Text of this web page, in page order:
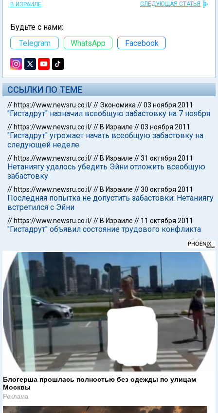
В ИЗРАИЛЕ СЛЕДУЮЩАЯ СТАТЬЯ
Будьте с нами:
Telegram
WhatsApp Facebook
ССЫЛКИ ПО ТЕМЕ
// https://www.newsru.co.il/// Экономика //03 ноября 2011
"Гистадрут" назначил всеобщую забастовку на 7 ноября
// https://www.newsru.co.il/// В Израиле //03 ноября 2011
"Гистадрут" угрожает начать всеобщую забастовку на
следующей неделе
// https://www.newsru.co.il/// В Израиле //31 октября 2011
Нетаниягу удалось убедить Эйни отложить всеобщую
забастовку
// https://www.newsru.co.il/// В Израиле //30 октября 2011
Последняя попытка не допустить забастовки: Нетаниягу
встретился с Эйни
// https://www.newsru.co.il/// В Израиле // 11 октября 2011
"Гистадрут" объявил состояние трудового конфликта
Блогерша прошлась полностью без одежды по улицам
Москвы
Реклама